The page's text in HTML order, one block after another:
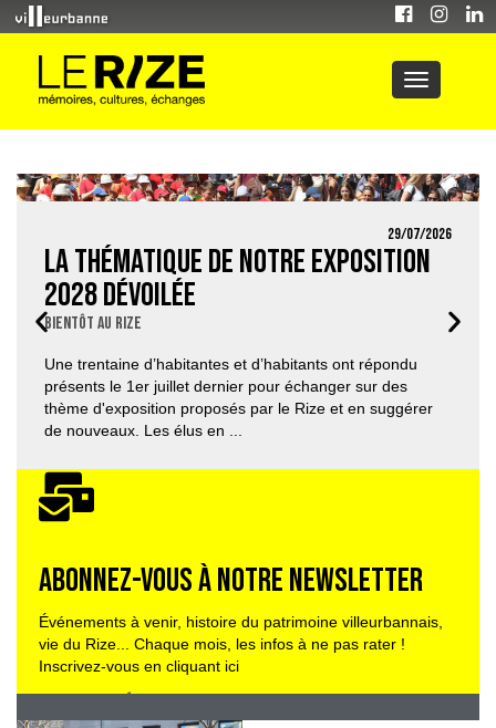
29/07/2026
La thématique de notre exposition
2028 dévoilée
Bientôt au Rize
Une trentaine d’habitantes et d’habitants ont répondu
présents le 1er juillet dernier pour échanger sur des
thème d'exposition proposés par le Rize et en suggérer
de nouveaux. Les élus en ...
ABONNEZ-VOUS À NOTRE NEWSLETTER
Événements à venir, histoire du patrimoine villeurbannais,
vie du Rize... Chaque mois, les infos à ne pas rater !
Inscrivez-vous en cliquant ici